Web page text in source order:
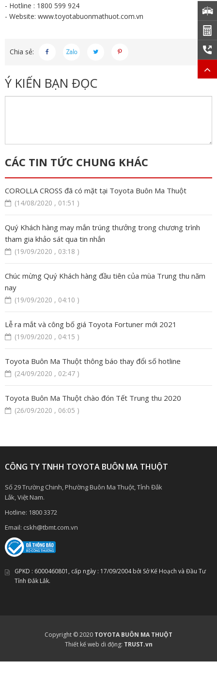
- Hotline : 1800 599 924
- Website: www.toyotabuonmathuot.com.vn
Chia sẻ:
Ý KIẾN BẠN ĐỌC
CÁC TIN TỨC CHUNG KHÁC
COROLLA CROSS đã có mặt tại Toyota Buôn Ma Thuột
(14/08/2020 , 01:51 )
Quý Khách hàng may mắn trúng thưởng trong chương trình
tham gia khảo sát qua tin nhắn
(19/09/2020 , 03:18 )
Chúc mừng Quý Khách hàng đầu tiên của mùa Trung thu năm
nay
(19/09/2020 , 04:10 )
Lễ ra mắt và công bố giá Toyota Fortuner mới 2021
(19/09/2020 , 04:15 )
Toyota Buôn Ma Thuột thông báo thay đổi số hotline
(24/09/2020 , 02:47 )
Toyota Buôn Ma Thuột chào đón Tết Trung thu 2020
(26/09/2020 , 06:05 )
CÔNG TY TNHH TOYOTA BUÔN MA THUỘT
Số 29 Trường Chinh, Phường Buôn Ma Thuột, Tỉnh Đắk
Lắk, Việt Nam.
Hotline: 1800 3372
Email: cskh@tbmt.com.vn
GPKD : 6000460801 , cấp ngày : 17/09/2004bởi Sở Kế Hoạch và Đầu Tư
Tỉnh Đắk Lắk.
Copyright © 2020 TOYOTA BUÔN MA THUỘT
Thiết kế web di động: TRUST.vn